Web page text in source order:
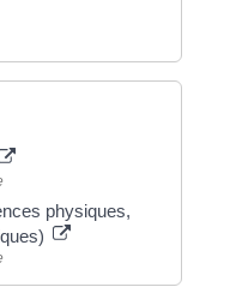
physiques,